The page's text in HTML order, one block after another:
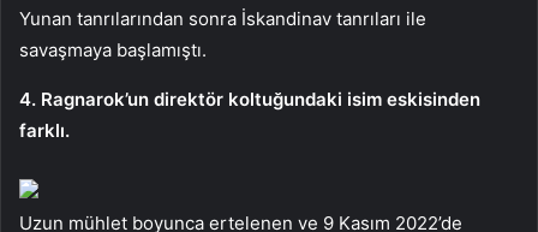
Yunan tanrılarından sonra İskandinav tanrıları ile
savaşmaya başlamıştı.
4. Ragnarok’un direktör koltuğundaki isim eskisinden
farklı.
Uzun mühlet boyunca ertelenen ve 9 Kasım 2022’de